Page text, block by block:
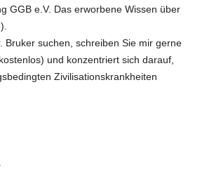
BESTELLEN
GGB e.V. Das erworbene Wissen über
Bruker suchen, schreiben Sie mir gerne
und konzentriert sich darauf,
Zivilisationskrankheiten